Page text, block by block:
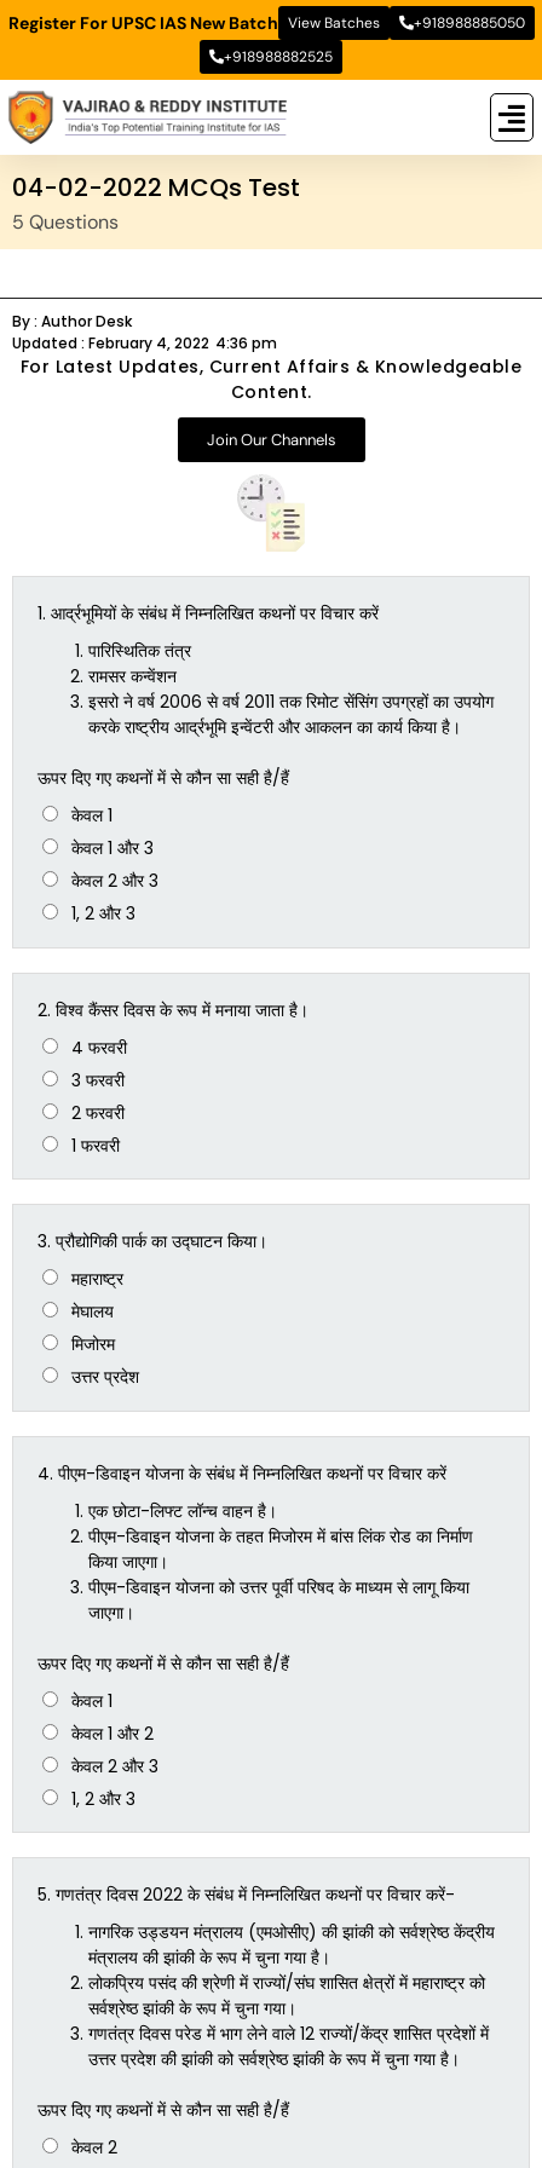
Register For UPSC IAS New Batch View Batches
+918988885050
+918988882525
04-02-2022 MCQs Test
5 Questions
By : Author Desk
Updated : February 4, 2022 4:36 pm
For Latest Updates, Current Affairs & Knowledgeable
Content.
Join Our Channels
1. आर्द्रभूमियों के संबंध में निम्नलिखित कथनों पर विचार करें
पारिस्थितिक तंत्र
रामसर कन्वेंशन
इसरो ने वर्ष 2006 से वर्ष 2011 तक रिमोट सेंसिंग उपग्रहों का उपयोग
करके राष्ट्रीय आर्द्रभूमि इन्वेंटरी और आकलन का कार्य किया है।
ऊपर दिए गए कथनों में से कौन सा सही है/हैं
केवल 1
केवल 1 और 3
केवल 2 और 3
1, 2 और 3
2. विश्व कैंसर दिवस के रूप में मनाया जाता है।
4 फरवरी
3 फरवरी
2 फरवरी
1 फरवरी
3. प्रौद्योगिकी पार्क का उद्घाटन किया।
महाराष्ट्र
मेघालय
मिजोरम
उत्तर प्रदेश
4. पीएम-डिवाइन योजना के संबंध में निम्नलिखित कथनों पर विचार करें
एक छोटा-लिफ्ट लॉन्च वाहन है।
पीएम-डिवाइन योजना के तहत मिजोरम में बांस लिंक रोड का निर्माण
किया जाएगा।
पीएम-डिवाइन योजना को उत्तर पूर्वी परिषद के माध्यम से लागू किया
जाएगा।
ऊपर दिए गए कथनों में से कौन सा सही है/हैं
केवल 1
केवल 1 और 2
केवल 2 और 3
1, 2 और 3
5. गणतंत्र दिवस 2022 के संबंध में निम्नलिखित कथनों पर विचार करें-
नागरिक उड्डयन मंत्रालय (एमओसीए) की झांकी को सर्वश्रेष्ठ केंद्रीय
मंत्रालय की झांकी के रूप में चुना गया है।
लोकप्रिय पसंद की श्रेणी में राज्यों/संघ शासित क्षेत्रों में महाराष्ट्र को
सर्वश्रेष्ठ झांकी के रूप में चुना गया।
गणतंत्र दिवस परेड में भाग लेने वाले 12 राज्यों/केंद्र शासित प्रदेशों में
उत्तर प्रदेश की झांकी को सर्वश्रेष्ठ झांकी के रूप में चुना गया है।
ऊपर दिए गए कथनों में से कौन सा सही है/हैं
केवल 2